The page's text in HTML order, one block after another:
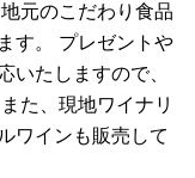
元のこだわり食品
す。 プレゼントや
いたしますので、
た、現地ワイナリ
ワインも販売して